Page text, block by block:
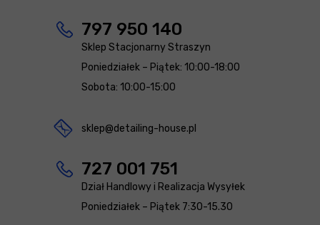
797 950 140
Sklep Stacjonarny Straszyn
Poniedziałek – Piątek: 10:00-18:00
Sobota: 10:00-15:00
sklep@detailing-house.pl
727 001 751
Dział Handlowy i Realizacja Wysyłek
Poniedziałek – Piątek 7:30-15.30